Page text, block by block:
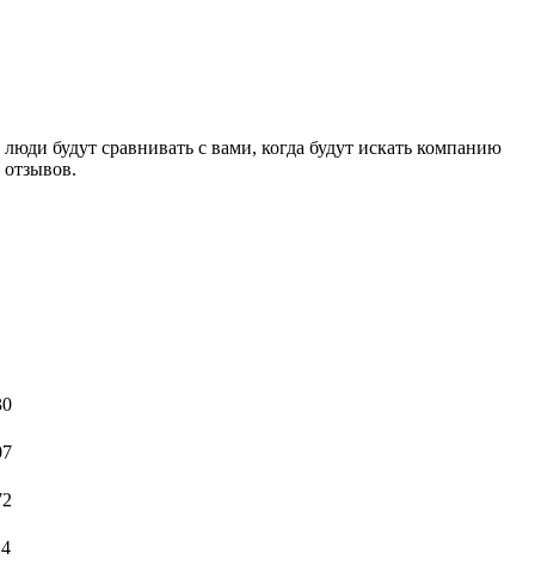
будут сравнивать с вами, когда будут искать компанию